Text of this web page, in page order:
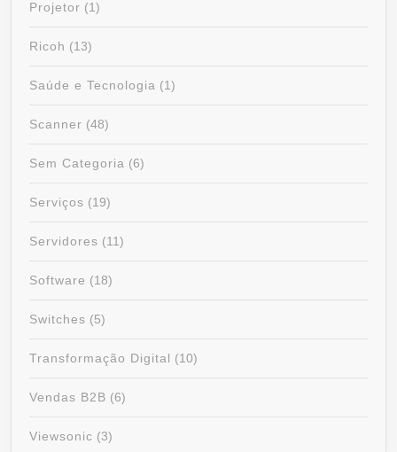
Projetor (1)
Ricoh (13)
Saúde e Tecnologia (1)
Scanner (48)
Sem Categoria (6)
Serviços (19)
Servidores (11)
Software (18)
Switches (5)
Transformação Digital (10)
Vendas B2B (6)
Viewsonic (3)